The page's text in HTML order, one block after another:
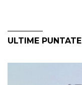
ULTIME PUNTATE